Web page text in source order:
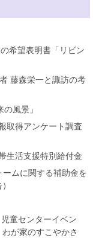
希望表明書「リビン
藤森栄一と諏訪の考
風景」
取得アンケート調査
生活支援特別給付金
ムに関する補助金を
童センターイベン
が家のすこやかさ